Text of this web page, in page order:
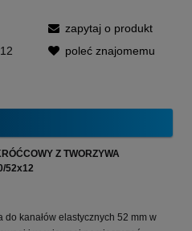
zapytaj o produkt
poleć znajomemu
Z TWORZYWA
52x12
kanałów elastycznych 52 mm w